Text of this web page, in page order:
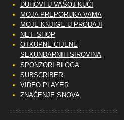
DUHOVI U VAŠOJ KUĆI
MOJA PREPORUKA VAMA
MOJE KNJIGE U PRODAJI
NET- SHOP
OTKUPNE CIJENE
SEKUNDARNIH SIROVINA
SPONZORI BLOGA
SUBSCRIBER
VIDEO PLAYER
ZNAČENJE SNOVA